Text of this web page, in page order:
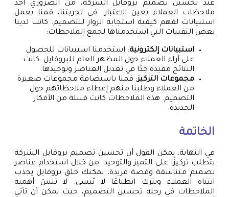
عند تحسين تصميم بروفايل الشركة، من الضروري أخذ
ملاحظات العملاء بعين الاعتبار. في تجربتنا، قمنا بعمل
استبيانات لفهم كيفية استجابة الزوار للتصميم. كانت لدينا
بعض التقنيات التي استخدمناها لجمع الملاحظات:
استبيانات إلكترونية: استخدمنا استبيانات للحصول
على آراء العملاء حول المظهر العام للبروفايل. كانت
النتائج مفيدة جدًا في تعديل العناصر وتوحيدها.
مجموعات التركيز: قمنا باستضافة مجموعات صغيرة
من العملاء وطلبنا منهم إعطاء ملاحظاتهم حول
التصميم. هذه الملاحظات كانت قنبلة من الأفكار
الجديدة.
الخاتمة
في النهاية، يمكن القول أن تحسين تصميم بروفايل الشركة
يتطلب تركيزًا على التميز والتوحيد. من خلال استخدام عناصر
تصميم متناسقة وقصة فريدة، يمكنك خلق بروفايل يجذب
انتباه العملاء ويترك انطباعًا لا يُنسى. لا تنسَ أهمية
الملاحظات في رحلة تحسين التصميم، حيث يمكن أن تأتي